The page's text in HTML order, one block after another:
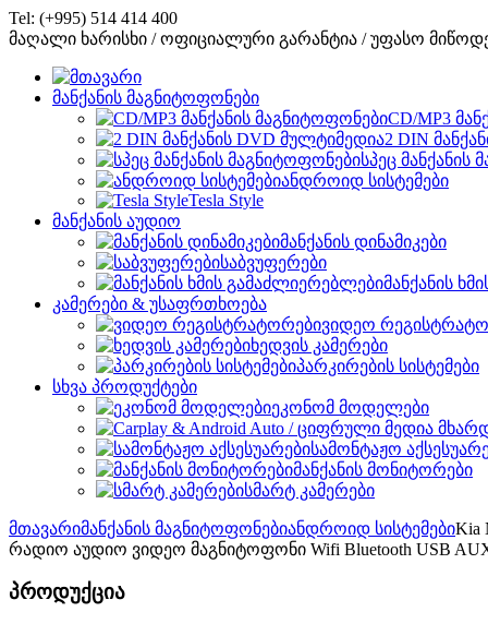
Tel: (+995) 514 414 400
მაღალი ხარისხი / ოფიციალური გარანტია / უფასო
მანქანის მაგნიტოფონები
CD/MP3
2 DIN
სპეც მანქანის
ანდროიდ სისტემები
Tesla Style
მანქანის აუდიო
მანქანის დინამიკები
საბვუფერები
მანქანის
კამერები & უსაფრთხოება
ვიდეო
ხედვის კამერები
პარკირების სისტემები
სხვა პროდუქტები
ეკონომ მოდელები
სამონტაჟო
მანქანის მონიტორები
სმარტ კამერები
მთავარიმანქანის მაგნიტოფონებიანდროიდ სისტემებიKia
რადიო აუდიო ვიდეო მაგნიტოფონი Wifi Bluetooth USB
პროდუქცია